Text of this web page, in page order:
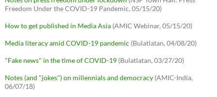
Freedom Under the COVID-19 Pandemic, 05/15/20)
How to get published in Media Asia (AMIC Webinar, 05/15/20)
Media literacy amid COVID-19 pandemic (Bulatlatan, 04/08/20)
"Fake news" in the time of COVID-19 (Bulatlatan, 03/27/20)
Notes (and "jokes") on millennials and democracy (AMIC-India,
06/07/18)